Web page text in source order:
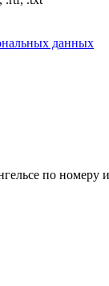
данных
по номеру